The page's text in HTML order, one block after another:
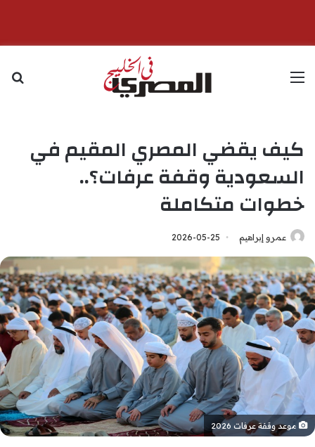
القائمة
كيف يقضي المصري المقيم في
السعودية وقفة عرفات؟..
خطوات متكاملة
عمرو إبراهيم 2026-05-25
موعد وقفة عرفات 2026